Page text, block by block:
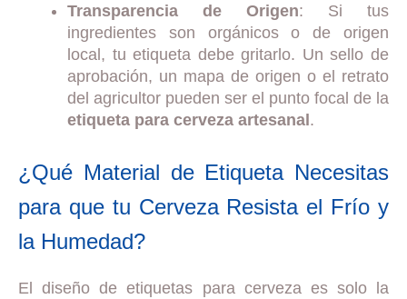
Transparencia de Origen: Si tus
ingredientes son orgánicos o de origen
local, tu etiqueta debe gritarlo. Un sello de
aprobación, un mapa de origen o el retrato
del agricultor pueden ser el punto focal de la
etiqueta para cerveza artesanal .
¿Qué Material de Etiqueta Necesitas
para que tu Cerveza Resista el Frío y
la Humedad?
El diseño de etiquetas para cerveza es solo la